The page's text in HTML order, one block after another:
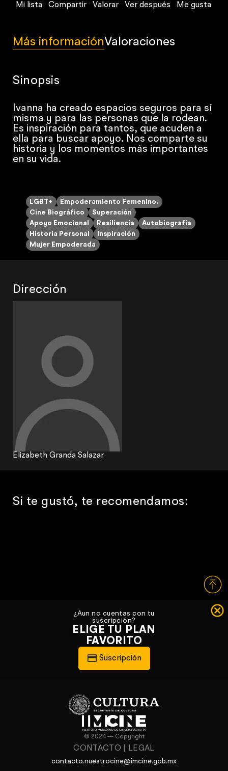
Mi lista Compartir Valorar Ver después Me gusta
Más informaciónValoraciones
Sinopsis
Ivanna ha creado espacios seguros para sí
misma y para las personas que la rodean.
Es inspiración para tantos, que acuden a
ella para buscar apoyo. Nos comparte su
historia y los momentos más importantes
en su vida.
LGBT+
Empoderamiento Femenino.
Cine Biográfico
Superación
Apoyo Emocional
Resiliencia
Autobiografía
Historia Personal
Inspiración
Mujer Empoderada
Dirección
Elizabeth Granda Salazar
Si te gustó, te recomendamos:
¿Aun no cuentas con tu
suscripción?
ELIGE TU PLAN
FAVORITO
Suscripción
© 2024 — Copyright
CONTACTO LEGAL
contacto.nuestrocine@imcine.gob.mx